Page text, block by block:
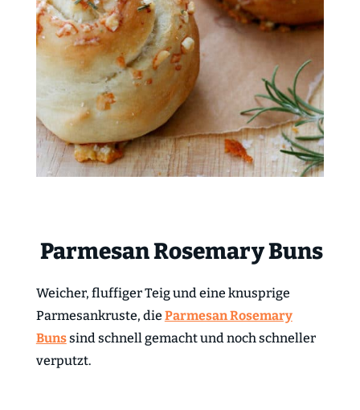
Parmesan Rosemary Buns
Weicher, fluffiger Teig und eine knusprige
Parmesankruste, die Parmesan Rosemary
Bunssind schnell gemacht und noch schneller
verputzt.